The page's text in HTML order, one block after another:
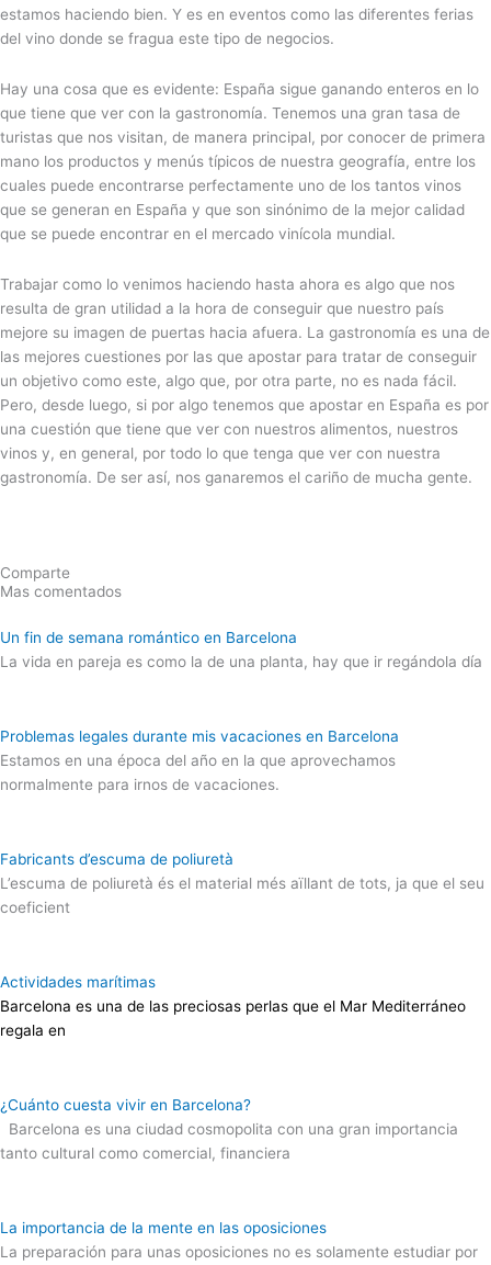
estamos haciendo bien. Y es en eventos como las diferentes ferias
del vino donde se fragua este tipo de negocios.
Hay una cosa que es evidente: España sigue ganando enteros en lo
que tiene que ver con la gastronomía. Tenemos una gran tasa de
turistas que nos visitan, de manera principal, por conocer de primera
mano los productos y menús típicos de nuestra geografía, entre los
cuales puede encontrarse perfectamente uno de los tantos vinos
que se generan en España y que son sinónimo de la mejor calidad
que se puede encontrar en el mercado vinícola mundial.
Trabajar como lo venimos haciendo hasta ahora es algo que nos
resulta de gran utilidad a la hora de conseguir que nuestro país
mejore su imagen de puertas hacia afuera. La gastronomía es una de
las mejores cuestiones por las que apostar para tratar de conseguir
un objetivo como este, algo que, por otra parte, no es nada fácil.
Pero, desde luego, si por algo tenemos que apostar en España es por
una cuestión que tiene que ver con nuestros alimentos, nuestros
vinos y, en general, por todo lo que tenga que ver con nuestra
gastronomía. De ser así, nos ganaremos el cariño de mucha gente.
Comparte
Mas comentados
Un fin de semana romántico en Barcelona
La vida en pareja es como la de una planta, hay que ir regándola día
Problemas legales durante mis vacaciones en Barcelona
Estamos en una época del año en la que aprovechamos
normalmente para irnos de vacaciones.
Fabricants d’escuma de poliuretà
L’escuma de poliuretà és el material més aïllant de tots, ja que el seu
coeficient
Actividades marítimas
Barcelona es una de las preciosas perlas que el Mar Mediterráneo
regala en
¿Cuánto cuesta vivir en Barcelona?
Barcelona es una ciudad cosmopolita con una gran importancia
tanto cultural como comercial, financiera
La importancia de la mente en las oposiciones
La preparación para unas oposiciones no es solamente estudiar por